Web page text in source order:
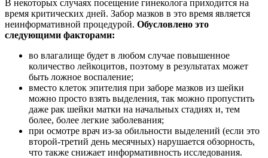
В некоторых случаях посещение гинеколога приходится на
время критических дней. Забор мазков в это время является
неинформативной процедурой. Обусловлено это
следующими факторами:
во влагалище будет в любом случае повышенное
количество лейкоцитов, поэтому в результатах может
быть ложное воспаление;
вместо клеток эпителия при заборе мазков из шейки
можно просто взять выделения, так можно пропустить
даже рак шейки матки на начальных стадиях и, тем
более, более легкие заболевания;
при осмотре врач из-за обильности выделений (если это
второй-третий день месячных) нарушается обзорность,
что также снижает информативность исследования.